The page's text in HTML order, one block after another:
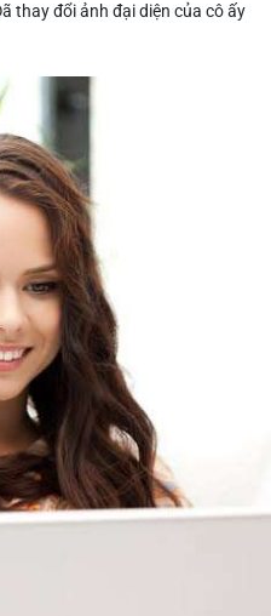
thay đổi ảnh đại diện của cô ấy